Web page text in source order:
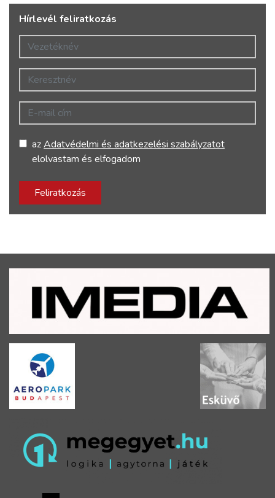
Hírlevél feliratkozás
Vezetéknév
Keresztnév
E-mail cím
azAdatvédelmi és adatkezelési szabályzatot
elolvastam és elfogadom
Feliratkozás